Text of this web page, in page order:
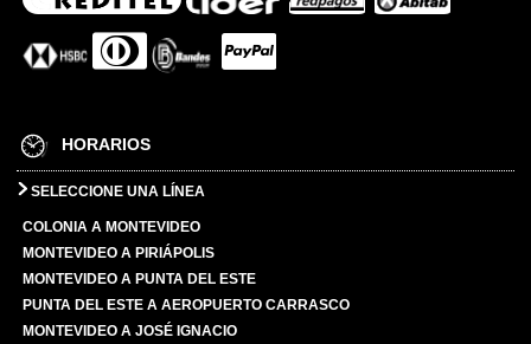
HORARIOS
SELECCIONE UNA LÍNEA
COLONIA A MONTEVIDEO
MONTEVIDEO A PIRIÁPOLIS
MONTEVIDEO A PUNTA DEL ESTE
PUNTA DEL ESTE A AEROPUERTO CARRASCO
MONTEVIDEO A JOSÉ IGNACIO